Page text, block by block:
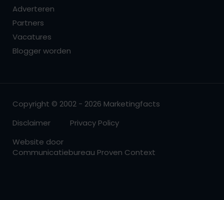
Adverteren
Partners
Vacatures
Blogger worden
Copyright © 2002 - 2026 Marketingfacts
Disclaimer
Privacy Policy
Website door
Communicatiebureau Proven Context